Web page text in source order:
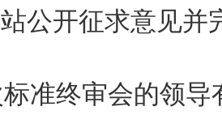
公开征求意见并
准终审会的领